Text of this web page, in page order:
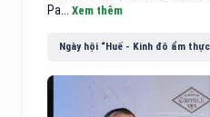
Pa... Xem thêm
Ngày hội “Huế - Kinh đô ẩm